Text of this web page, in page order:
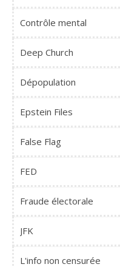
Contrôle mental
Deep Church
Dépopulation
Epstein Files
False Flag
FED
Fraude électorale
JFK
L'info non censurée